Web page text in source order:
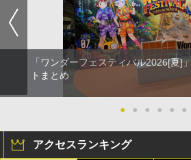
「ワンダーフェスティバル2026[夏]
トまとめ
● ● ● ● ● ●
アクセスランキング